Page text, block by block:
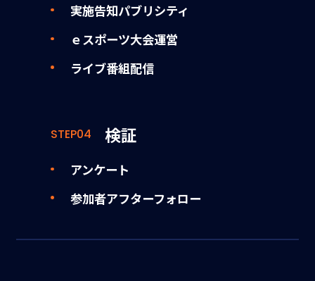
実施告知パブリシティ
ｅスポーツ大会運営
ライブ番組配信
STEP04 検証
アンケート
参加者アフターフォロー